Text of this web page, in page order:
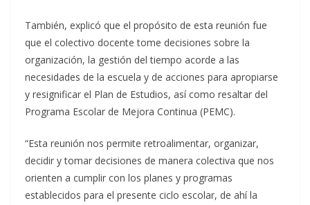
También, explicó que el propósito de esta reunión fue
que el colectivo docente tome decisiones sobre la
organización, la gestión del tiempo acorde a las
necesidades de la escuela y de acciones para apropiarse
y resignificar el Plan de Estudios, así como resaltar del
Programa Escolar de Mejora Continua (PEMC).
“Esta reunión nos permite retroalimentar, organizar,
decidir y tomar decisiones de manera colectiva que nos
orienten a cumplir con los planes y programas
establecidos para el presente ciclo escolar, de ahí la